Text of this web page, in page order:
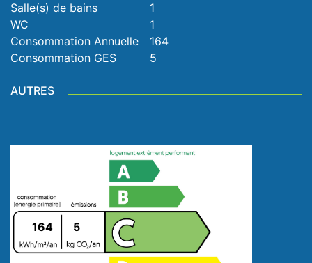
Salle(s) de bains
1
WC
1
Consommation Annuelle
164
Consommation GES
5
AUTRES
164 5